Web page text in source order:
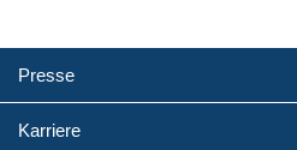
Presse
Karriere